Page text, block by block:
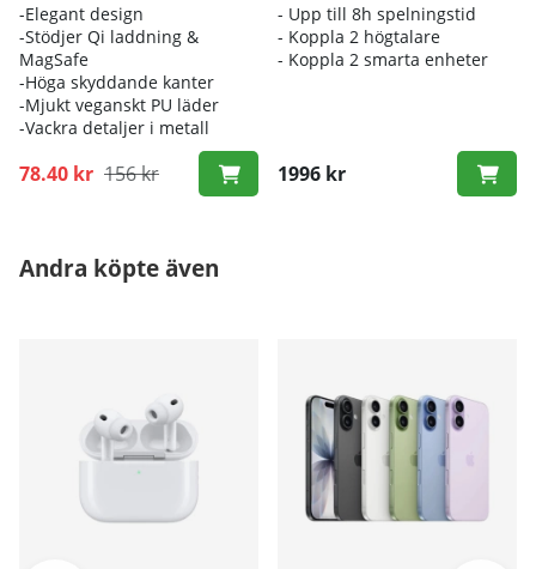
-Elegant design
-Stödjer Qi laddning &
MagSafe
-Höga skyddande kanter
-Mjukt veganskt PU läder
-Vackra detaljer i metall
78.40 kr 156 kr
- Upp till 8h spelningstid
- Koppla 2 högtalare
- Koppla 2 smarta enheter
1996 kr
Andra köpte även